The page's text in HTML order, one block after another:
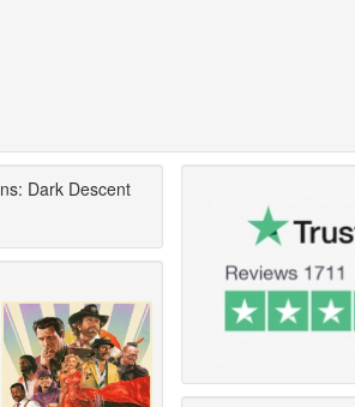
Dark Descent